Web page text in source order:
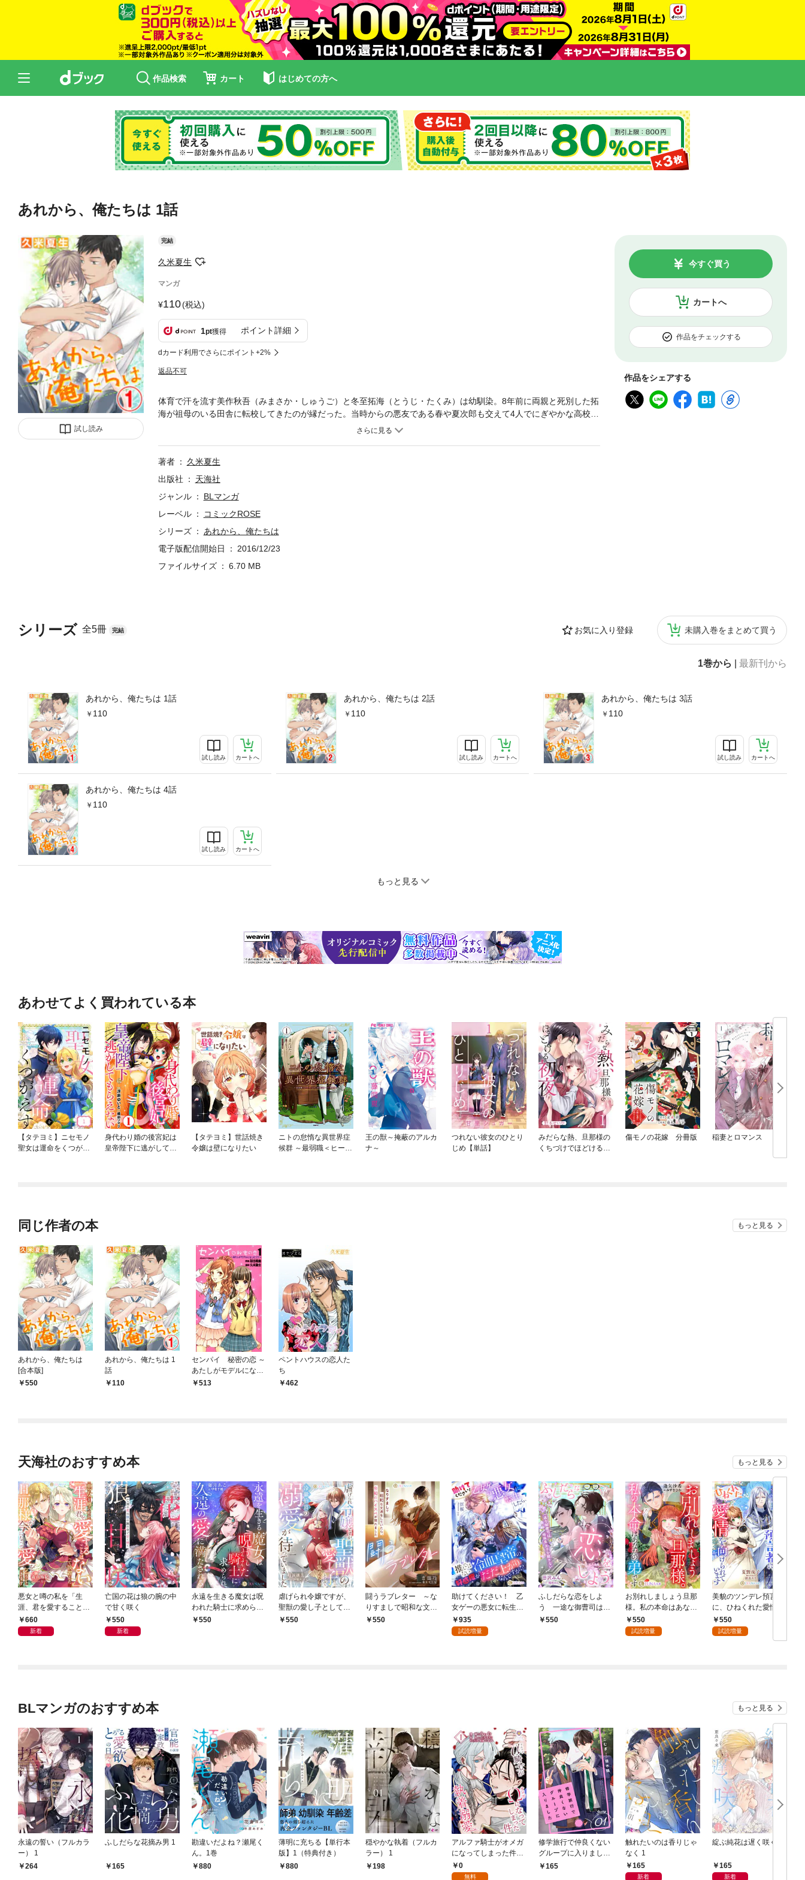
作品検索 カート はじめての方へ
あれから、俺たちは 1話
試し読み
完結
久米夏生
マンガ
110(税込)
1pt獲得 ポイント詳細
dカード利用でさらにポイント+2%
返品不可
カートへ
今すぐ買う
作品をチェックする
作品をシェアする
シリーズ 全5冊 完結 お気に入り登録 未購入巻をまとめて買う
1巻から 最新刊から
あれから、俺たちは 1話
110
試し読み カートへ
あれから、俺たちは 2話
110
試し読み カートへ
あれから、俺たちは 3話
110
試し読み カートへ
あれから、俺たちは 4話
110
試し読み カートへ
もっと見る
体育で汗を流す美作秋吾（みまさか・しゅうご）と冬至拓海（とうじ・たくみ）は幼馴染。8年前に両親と死別した拓
海が祖母のいる田舎に転校してきたのが縁だった。当時からの悪友である春や夏次郎も交えて4人でにぎやかな高校生
活を送る拓海だったが、幼い頃から不器用ながら自分を守ってくれる秋吾のことが気になってしょうがない。ある
乱れる拓海……この夏はイクとこまでいくしかない!?
著者
久米夏生
出版社
天海社
ジャンル
BLマンガ
レーベル
コミックROSE
シリーズ
あれから、俺たちは
電子版配信開始日
2016/12/23
ファイルサイズ
6.70 MB
あわせてよく買われている本
【タテヨミ】ニセモノ
聖女は運命をくつがえ
身代わり婚の後宮妃は
皇帝陛下に逃がしても
【タテヨミ】世話焼き
令嬢は壁になりたい
ニトの怠惰な異世界症
候群 ～最弱職＜ヒーラ
王の獣～掩蔽のアルカ
ナ～
つれない彼女のひとり
じめ【単話】
みだらな熱、旦那様の
くちづけでほどける初
傷モノの花嫁 分冊版 稲妻とロマンス
同じ作者の本 もっと見る
あれから、俺たちは
[合本版]
550
あれから、俺たちは 1
話
110
センパイ 秘密の恋 ～
あたしがモデルになっ
たワケ～
513
ペントハウスの恋人た
ち
462
天海社のおすすめ本 もっと見る
悪女と噂の私を「生
涯、君を愛することは
ない」って放置した旦
那様が今になって愛を
660
新着
亡国の花は狼の腕の中
で甘く咲く
550
新着
永遠を生きる魔女は呪
われた騎士に求めら
れ、久遠の愛に満たさ
550
虐げられ令嬢ですが、
聖獣の愛し子として目
覚めたら冷徹伯爵の溺
550
闘うラブレター ～な
りすましで昭和な文通
をしていたら、令和の
550
助けてください！ 乙
女ゲーの悪女に転生し
たら、推しではない冷
血皇帝の好感度がだだ
935
試読増量
ふしだらな恋をしよ
う 一途な御曹司は地
味系女子を離さない
550
お別れしましょう旦那
様。私の本命はあなた
の弟です
550
試読増量
美貌のツンデレ預言者
に、ひねくれた愛情を
向けられています
550
試読増量
BLマンガのおすすめ本 もっと見る
永遠の誓い（フルカラ
ー） 1
264
ふしだらな花摘み男 1
165
勘違いだよね？瀬尾く
ん。1巻
880
薄明に充ちる【単行本
版】1（特典付き）
880
穏やかな執着（フルカ
ラー） 1
198
アルファ騎士がオメガ
になってしまった件～
最強α騎士団長の俺
が、世話焼きα部下か
0
無料
修学旅行で仲良くない
グループに入りました
【単話版】1巻
165
触れたいのは香りじゃ
なく 1
165
新着
綻ぶ純花は遅く咲く 1
165
新着